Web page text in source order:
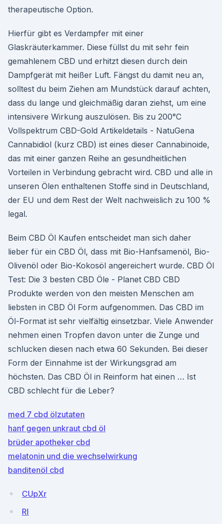
therapeutische Option.
Hierfür gibt es Verdampfer mit einer
Glaskräuterkammer. Diese füllst du mit sehr fein
gemahlenem CBD und erhitzt diesen durch dein
Dampfgerät mit heißer Luft. Fängst du damit neu an,
solltest du beim Ziehen am Mundstück darauf achten,
dass du lange und gleichmäßig daran ziehst, um eine
intensivere Wirkung auszulösen. Bis zu 200°C
Vollspektrum CBD-Gold Artikeldetails - NatuGena
Cannabidiol (kurz CBD) ist eines dieser Cannabinoide,
das mit einer ganzen Reihe an gesundheitlichen
Vorteilen in Verbindung gebracht wird. CBD und alle in
unseren Ölen enthaltenen Stoffe sind in Deutschland,
der EU und dem Rest der Welt nachweislich zu 100 %
legal.
Beim CBD Öl Kaufen entscheidet man sich daher
lieber für ein CBD Öl, dass mit Bio-Hanfsamenöl, Bio-
Olivenöl oder Bio-Kokosöl angereichert wurde. CBD Öl
Test: Die 3 besten CBD Öle - Planet CBD CBD
Produkte werden von den meisten Menschen am
liebsten in CBD Öl Form aufgenommen. Das CBD im
Öl-Format ist sehr vielfältig einsetzbar. Viele Anwender
nehmen einen Tropfen davon unter die Zunge und
schlucken diesen nach etwa 60 Sekunden. Bei dieser
Form der Einnahme ist der Wirkungsgrad am
höchsten. Das CBD Öl in Reinform hat einen … Ist
CBD schlecht für die Leber?
med 7 cbd ölzutaten
hanf gegen unkraut cbd öl
brüder apotheker cbd
melatonin und die wechselwirkung
banditenöl cbd
CUpXr
RI